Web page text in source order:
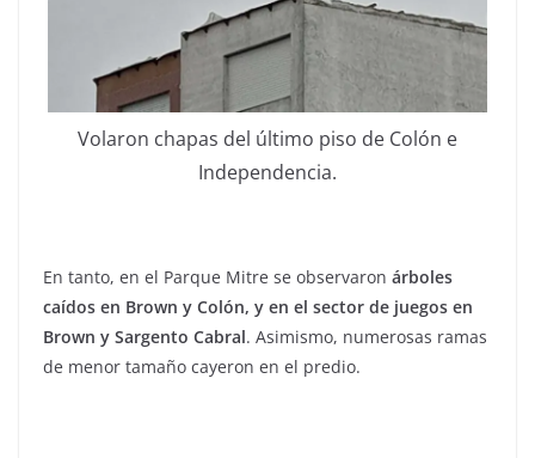
Volaron chapas del último piso de Colón e
Independencia.
En tanto, en el Parque Mitre se observaron árboles
caídos en Brown y Colón, y en el sector de juegos en
Brown y Sargento Cabral. Asimismo, numerosas ramas
de menor tamaño cayeron en el predio.